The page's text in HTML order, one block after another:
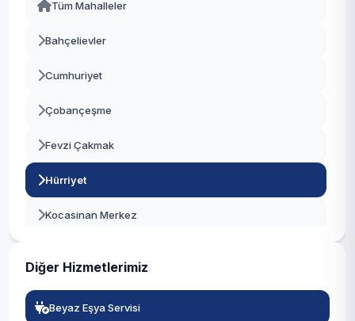
Başakşehir
Bayrampaşa
Beykoz
Beylikdüzü
Beyoğlu
Çekmeköy
Tüm Mahalleler
Bahçelievler
Cumhuriyet
Çobançeşme
Fevzi Çakmak
Hürriyet
Kocasinan Merkez
Diğer Hizmetlerimiz
Beyaz Eşya Servisi